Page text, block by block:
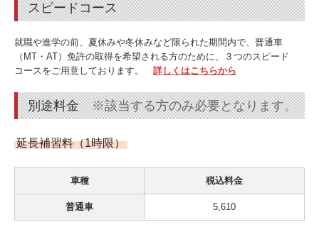
スピードコース
就職や進学の前、夏休みや冬休みなど限られた期間内で、普通車
（MT・AT）免許の取得を希望される方のために、３つのスピード
コースをご用意しております。 詳しくはこちらから
別途料金※該当する方のみ必要となります。
延長補習料（1時限）
車種 税込料金
普通車 5,610